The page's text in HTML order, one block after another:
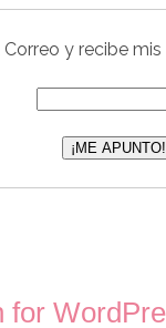
y recibe